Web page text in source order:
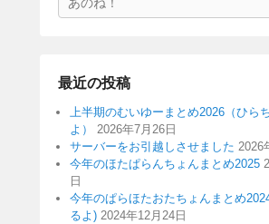
索
最近の投稿
上半期のむいゆーまとめ2026（ひら
よ）
2026年7月26日
サーバーをお引越しさせました 2026
今年のほたぱらんちょんまとめ2025
日
今年のぱらほたおたちょんまとめ
るよ) 2024年12月24日